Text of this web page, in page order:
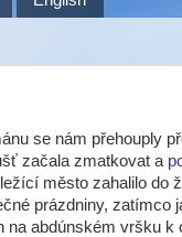
se nám přehouply
začala zmatkovat a
město zahalilo do
prázdniny, zatímco
na abdúnském vršku